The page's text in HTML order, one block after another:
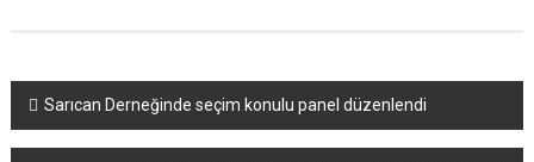
Yazı
dolaşımı
Sarıcan Derneğinde seçim konulu panel düzenlendi